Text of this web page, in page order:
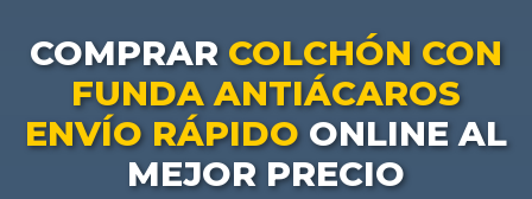
COMPRAR COLCHÓN CON
FUNDA ANTIÁCAROS
ENVÍO RÁPIDOONLINE AL
MEJOR PRECIO